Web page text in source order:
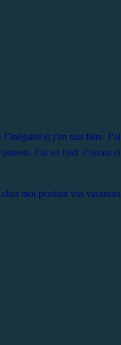
et j’en suis fière. J’ai
J’ai un fusil d’assaut et
moi pendant vos vacances